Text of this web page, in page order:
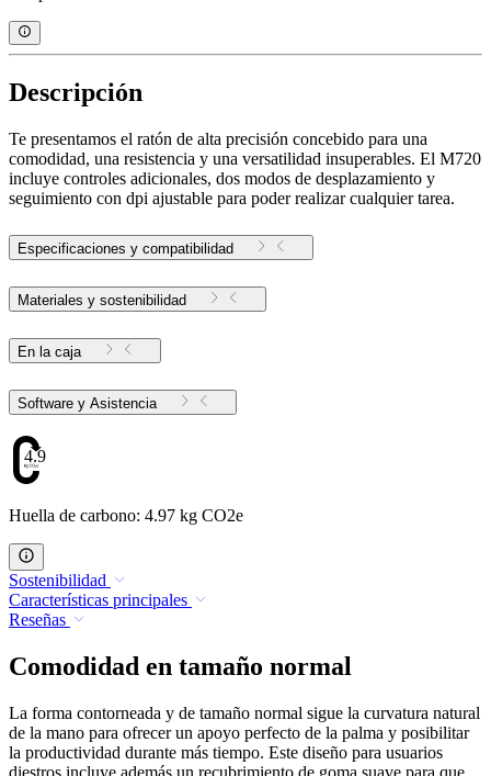
Descripción
Te presentamos el ratón de alta precisión concebido para una
comodidad, una resistencia y una versatilidad insuperables. El M720
incluye controles adicionales, dos modos de desplazamiento y
seguimiento con dpi ajustable para poder realizar cualquier tarea.
Especificaciones y compatibilidad
Materiales y sostenibilidad
En la caja
Software y Asistencia
4.97
Huella de carbono: 4.97 kg CO2e
Sostenibilidad
Características principales
Reseñas
Comodidad en tamaño normal
La forma contorneada y de tamaño normal sigue la curvatura natural
de la mano para ofrecer un apoyo perfecto de la palma y posibilitar
la productividad durante más tiempo. Este diseño para usuarios